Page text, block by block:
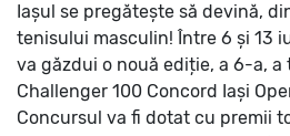
Iașul se pregătește să devină,
tenisului masculin! Între 6 și 13
va găzdui o nouă ediție, a 6-a, a
Challenger 100 Concord Iași
Concursul va fi dotat cu premii